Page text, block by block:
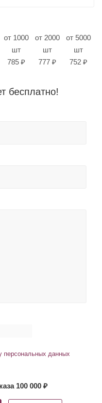
от 1000
шт
785 ₽
от 2000
шт
777 ₽
от 5000
шт
752 ₽
бесплатно!
персональных данных
100 000 ₽